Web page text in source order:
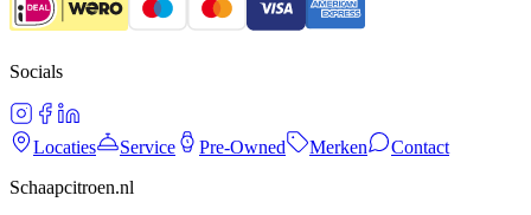
Socials
Locaties Service Pre-Owned Merken
Contact
Schaapcitroen.nl